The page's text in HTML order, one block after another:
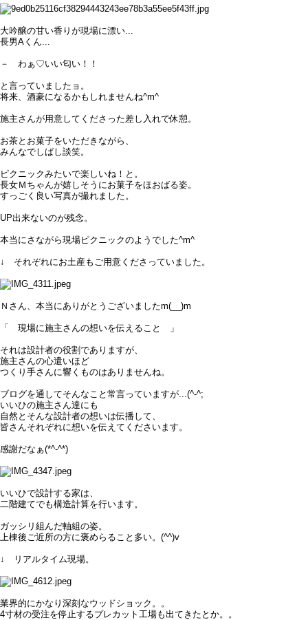
大吟醸の甘い香りが現場に漂い...
長男Aくん...
－ わぁ♡いい匂い！！
と言っていましたョ。
将来、酒豪になるかもしれませんね^m^
施主さんが用意してくださった差し入れで休憩。
お茶とお菓子をいただきながら、
みんなでしばし談笑。
ピクニックみたいで楽しいね！と。
長女Ｍちゃんが嬉しそうにお菓子をほおばる姿。
すっごく良い写真が撮れました。
UP出来ないのが残念。
本当にさながら現場ピクニックのようでした^m^
↓ それぞれにお土産もご用意くださっていました。
Ｎさん、本当にありがとうございましたm(__)m
「 現場に施主さんの想いを伝えること 」
それは設計者の役割でありますが、
施主さんの心遣いほど
つくり手さんに響くものはありませんね。
ブログを通してそんなこと常言っていますが...(^-^;
いいひの施主さん達にも
自然とそんな設計者の想いは伝播して、
皆さんそれぞれに想いを伝えてくださいます。
感謝だなぁ(*^-^*)
いいひで設計する家は、
二階建てでも構造計算を行います。
ガッシリ組んだ軸組の姿。
上棟後ご近所の方に褒めらること多い。(^^)v
↓ リアルタイム現場。
業界的にかなり深刻なウッドショック。。
4寸材の受注を停止するプレカット工場も出てきたとか。。